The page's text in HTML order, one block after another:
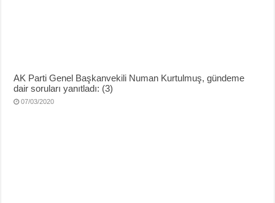
AK Parti Genel Başkanvekili Numan Kurtulmuş, gündeme
dair soruları yanıtladı: (3)
07/03/2020